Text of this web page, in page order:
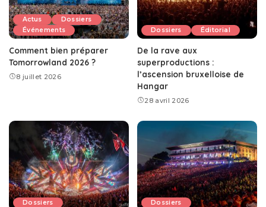
Actus
Dossiers
Événements
Comment bien préparer
Tomorrowland 2026 ?
8 juillet 2026
Dossiers Éditorial
De la rave aux
superproductions :
l’ascension bruxelloise de
Hangar
28 avril 2026
Dossiers Dossiers